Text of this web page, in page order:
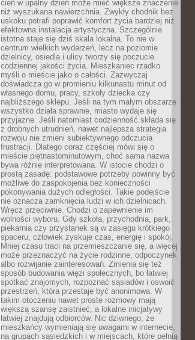
cień w upalny dzień może mieć większe znaczenie
niż wyszukana nawierzchnia. Zwykły chodnik bez
uskoku potrafi poprawić komfort życia bardziej niż
efektowna instalacja artystyczna. Szczególnie
istotna staje się dziś skala lokalna. To nie w
centrum wielkich wydarzeń, lecz na poziomie
dzielnicy, osiedla i ulicy tworzy się poczucie
codziennej jakości życia. Mieszkaniec rzadko
myśli o mieście jako o całości. Zazwyczaj
doświadcza go w promieniu kilkunastu minut od
własnego domu, pracy, szkoły dziecka czy
najbliższego sklepu. Jeśli na tym małym obszarze
wszystko działa sprawnie, miasto wydaje się
przyjazne. Jeśli natomiast codzienność składa się
z drobnych utrudnień, nawet najlepsza strategia
rozwoju nie zmieni subiektywnego odczucia
frustracji. Dlatego coraz częściej mówi się o
mieście piętnastominutowym, choć sama nazwa
bywa różnie interpretowana. W istocie chodzi o
prostą zasadę: podstawowe potrzeby powinny być
możliwe do zaspokojenia bez konieczności
pokonywania dużych odległości. Takie podejście
nie oznacza zamknięcia ludzi w ich dzielnicach.
Wręcz przeciwnie. Chodzi o zapewnienie im
wolności wyboru. Gdy szkoła, przychodnia, park,
piekarnia czy przystanek są w zasięgu krótkiego
spaceru, człowiek zyskuje czas, energię i spokój.
Mniej czasu traci na przemieszczanie się, a więcej
może przeznaczyć na życie rodzinne, odpoczynek
albo rozwijanie zainteresowań. Zmienia się też
sposób budowania więzi społecznych, bo łatwiej
spotkać znajomych, rozpoznać sąsiadów i oswoić
przestrzeń, która przestaje być anonimowa. W
takim otoczeniu nawet proste rozmowy mają
większą szansę zaistnieć, a lokalne inicjatywy
łatwiej znajdują odbiorców. Nic dziwnego, że
mieszkańcy wymieniają się uwagami w internecie,
na grupach sąsiedzkich i w miejscach, które pełnią